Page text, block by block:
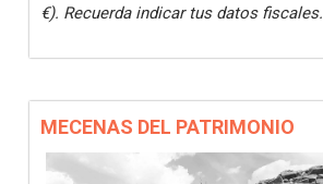
€). Recuerda indicar tus datos fiscales.
MECENAS DEL PATRIMONIO